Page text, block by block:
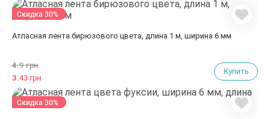
Атласная лента бирюзового цвета, длина 1 м, ширина 6 мм
4.9 грн
3.43 грн
Купить
Скидка 30%
Скидка 30%